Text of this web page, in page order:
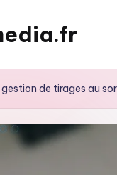
de tirages au